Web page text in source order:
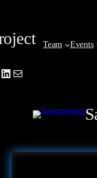
springen
Mail
Team Events